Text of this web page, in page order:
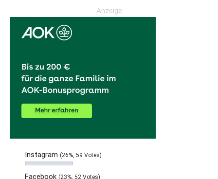
Anzeige
Instagram (26%, 59 Votes)
Facebook (23%, 52 Votes)